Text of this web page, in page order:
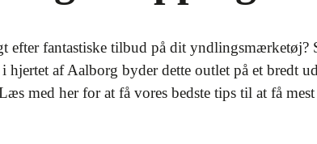
efter fantastiske tilbud på dit
hjertet af Aalborg byder dette outlet på et bredt
med her for at få vores bedste tips til at få